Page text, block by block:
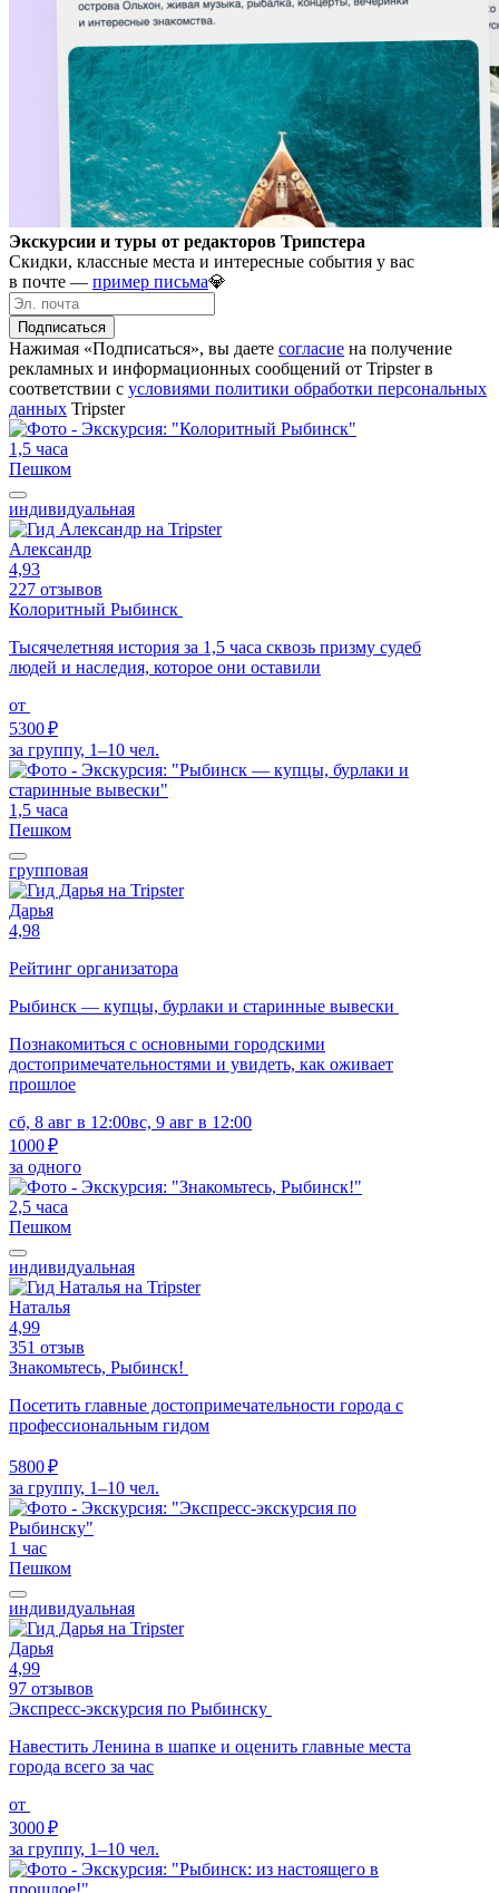
Экскурсии и туры от редакторов Трипстера
Скидки, классные места и интересные события у вас
в почте — пример письма💎
Подписаться
Нажимая «Подписаться», вы даете согласие на получение
рекламных и информационных сообщений от Tripster в
соответствии c условиями политики обработки персональных
данных Tripster
1,5 часа
Пешком
индивидуальная
Александр
4,93
227 отзывов
Колоритный Рыбинск
Тысячелетняя история за 1,5 часа сквозь призму судеб
людей и наследия, которое они оставили
от
5300 ₽
за группу, 1–10 чел.
1,5 часа
Пешком
групповая
Дарья
4,98
Рейтинг организатора
Рыбинск — купцы, бурлаки и старинные вывески
Познакомиться с основными городскими
достопримечательностями и увидеть, как оживает
прошлое
сб, 8 авг в 12:00вс, 9 авг в 12:00
1000 ₽
за одного
2,5 часа
Пешком
индивидуальная
Наталья
4,99
351 отзыв
Знакомьтесь, Рыбинск!
Посетить главные достопримечательности города с
профессиональным гидом
5800 ₽
за группу, 1–10 чел.
1 час
Пешком
индивидуальная
Дарья
4,99
97 отзывов
Экспресс-экскурсия по Рыбинску
Навестить Ленина в шапке и оценить главные места
города всего за час
от
3000 ₽
за группу, 1–10 чел.